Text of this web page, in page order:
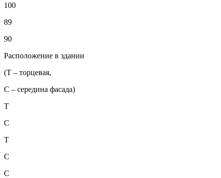
100
89
90
Расположение в здании
(Т – торцевая,
С – середина фасада)
Т
С
Т
С
С